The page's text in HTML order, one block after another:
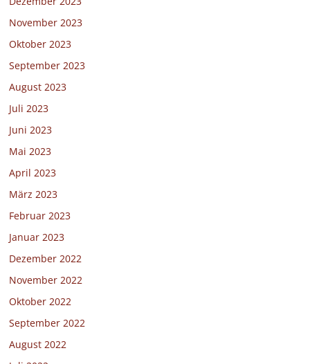
November 2023
Oktober 2023
September 2023
August 2023
Juli 2023
Juni 2023
Mai 2023
April 2023
März 2023
Februar 2023
Januar 2023
Dezember 2022
November 2022
Oktober 2022
September 2022
August 2022